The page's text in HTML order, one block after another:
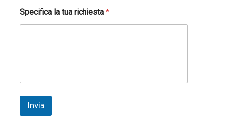
N
o
Specifica la tua richiesta*
Invia